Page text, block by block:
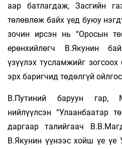
аар батлагдаж, Засгийн
төлөвлөж байх үед буюу
зочин ирсэн нь “Оросын
ерөнхийлөгч В.Якунин
үзүүлэх тусламжийг
эрх баригчид төдөлгүй
В.Путиний баруун гар,
нийлүүлсэн “Улаанбаатар
даргаар талийгаач
В.Якунин үүнээс хойш үе үе